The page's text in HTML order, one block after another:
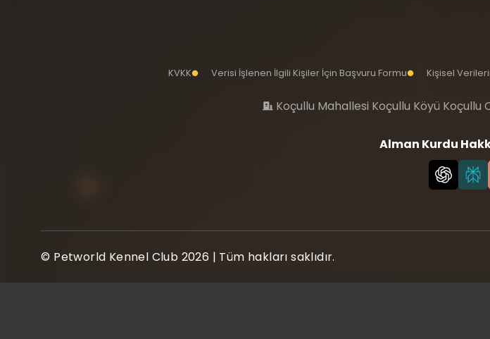
KVKK Verisi İşlenen İlgili Kişiler İçin Başvuru Formu Kişisel
Koçullu Mahallesi Koçullu Köyü
Alman Kurdu
© Petworld Kennel Club 2026 | Tüm hakları saklıdır.